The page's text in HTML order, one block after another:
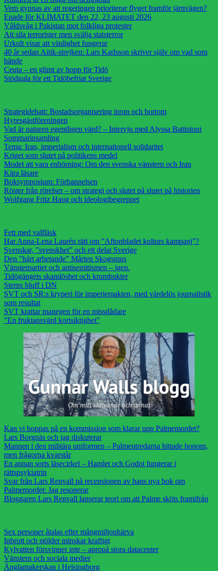
Vem gynnas av att regeringen prioriterar flyget framför järnvägen?
Enade för KLIMATET den 22, 23 augusti 2026
Våldsvåg i Pakistan mot folkliga protester
Att sila terrorister men svälja statsterror
Urkult visar att vänlighet fungerar
40 år sedan Aitik-strejken: Lars Karlsson skriver själv om vad som
hände
Ceuta – en glimt av hopp för Tidö
Stödgala för ett Tidöbefriat Sverige
Strategidebatt: Bostadsorganisering inom och bortom
Hyresgästföreningen
Vad är naturen egentligen värd? – Intervju med Alyssa Battistoni
Sommarinsamling
Tema: Iran, imperialism och internationell solidaritet
Kriget som slutet på politikens medel
Modet att vara enhörning: Om den svenska vänstern och Iran
Kära läsare
Boksymposium: Förbannelsen
Röster från rörelser – om strategi och slutet på slutet på historien
Wolfgang Fritz Haug och ideologibegreppet
Fett med valfläsk
Har Anna-Lena Laurén rätt om ”Aftonbladet kulturs kampanj”?
Svenskar, ”svenskhet” och ett delat Sverige
Den ”hårt arbetande” Mårten Skogsmus
Vänsterpartiet och antisemitismen – igen.
Tidögängets skamlöshet och krumbukter
Sterns bluff i DN
SVT och SR:s kryperi för imperiemakten, med värdelös journalistik
som resultat
SVT krattar manegen för en missdådare
”En fruktansvärd kortsiktighet”
Kan vi hoppas på en kommission som klarar upp Palmemordet?
Lars Borgnäs och jag diskuterar
Mannen i den militära uniformen – Palmeutredarna hittade honom,
men frågorna kvarstår
En annan sorts läsecirkel – Hamlet och Godot fungerar i
rättspsykiatrin
Svar från Lars Renvall på recensionen av hans nya bok om
Palmemordet: Jag resonerar
Bloggaren Lars Renvall lanserar teori om att Palme sköts framifrån
Sex personer åtalas efter mångmiljonhärva
Inbrott och stölder minskar kraftigt
Kylvatten försvinner inte – apropå stora datacenter
Vänstern och sociala medier
Änglamakerskan i Helsingborg